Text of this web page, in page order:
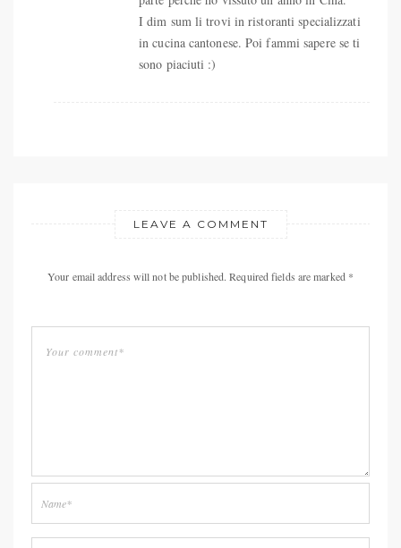
I dim sum li trovi in ristoranti specializzati
in cucina cantonese. Poi fammi sapere se ti
sono piaciuti :)
LEAVE A COMMENT
Your email address will not be published. Required fields are marked *